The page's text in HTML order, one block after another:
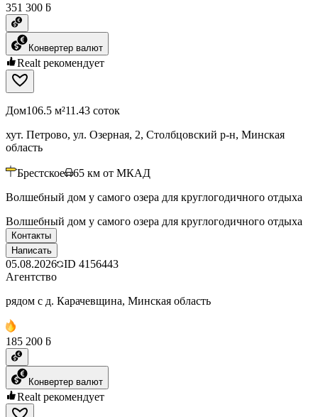
351 300 ƃ
Конвертер валют
Realt рекомендует
Дом106.5 м²11.43 соток
хут. Петрово, ул. Озерная, 2, Столбцовский р-н, Минская
область
Брестское 65 км от МКАД
Волшебный дом у самого озера для круглогодичного отдыха
Волшебный дом у самого озера для круглогодичного отдыха
Контакты
Написать
05.08.2026 ID 4156443
Агентство
рядом с д. Карачевщина, Минская область
185 200 ƃ
Конвертер валют
Realt рекомендует